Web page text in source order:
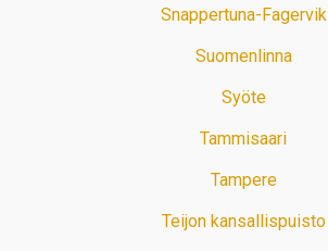
Snappertuna-Fagervik
Suomenlinna
Syöte
Tammisaari
Tampere
Teijon kansallispuisto